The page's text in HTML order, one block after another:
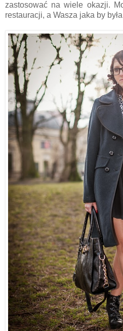
zastosować na wiele okazji.
restauracji, a Wasza jaka by